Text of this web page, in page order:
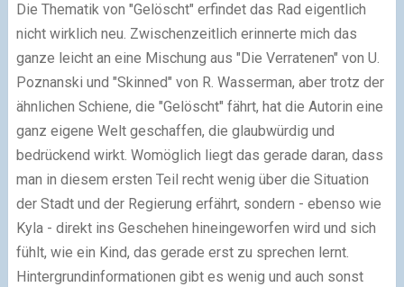
Die Thematik von "Gelöscht" erfindet das Rad eigentlich
nicht wirklich neu. Zwischenzeitlich erinnerte mich das
ganze leicht an eine Mischung aus "Die Verratenen" von U.
Poznanski und "Skinned" von R. Wasserman, aber trotz der
ähnlichen Schiene, die "Gelöscht" fährt, hat die Autorin eine
ganz eigene Welt geschaffen, die glaubwürdig und
bedrückend wirkt. Womöglich liegt das gerade daran, dass
man in diesem ersten Teil recht wenig über die Situation
der Stadt und der Regierung erfährt, sondern - ebenso wie
Kyla - direkt ins Geschehen hineingeworfen wird und sich
fühlt, wie ein Kind, das gerade erst zu sprechen lernt.
Hintergrundinformationen gibt es wenig und auch sonst